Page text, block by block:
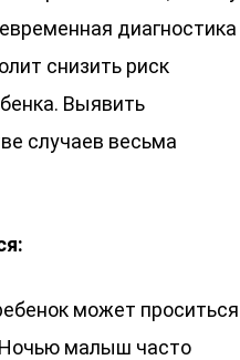
диагностика
снизить риск
Выявить
случаев весьма
может проситься
Ночью малыш часто